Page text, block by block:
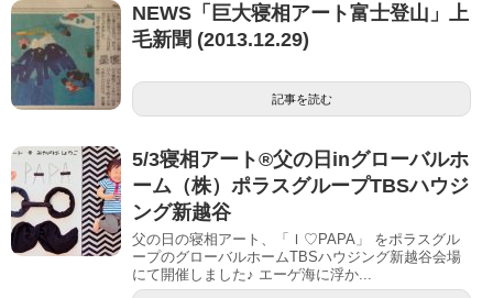
NEWS「巨大寝相アート富士登山」上
毛新聞 (2013.12.29)
記事を読む
5/3寝相アート®︎父の日inグローバルホ
ーム（株）ポラスグループTBSハウジ
ング新越谷
父の日の寝相アート、「Ｉ♡PAPA」 をポラスグル
ープのグローバルホームTBSハウジング新越谷会場
にて開催しました♪ エーゲ海に浮か...